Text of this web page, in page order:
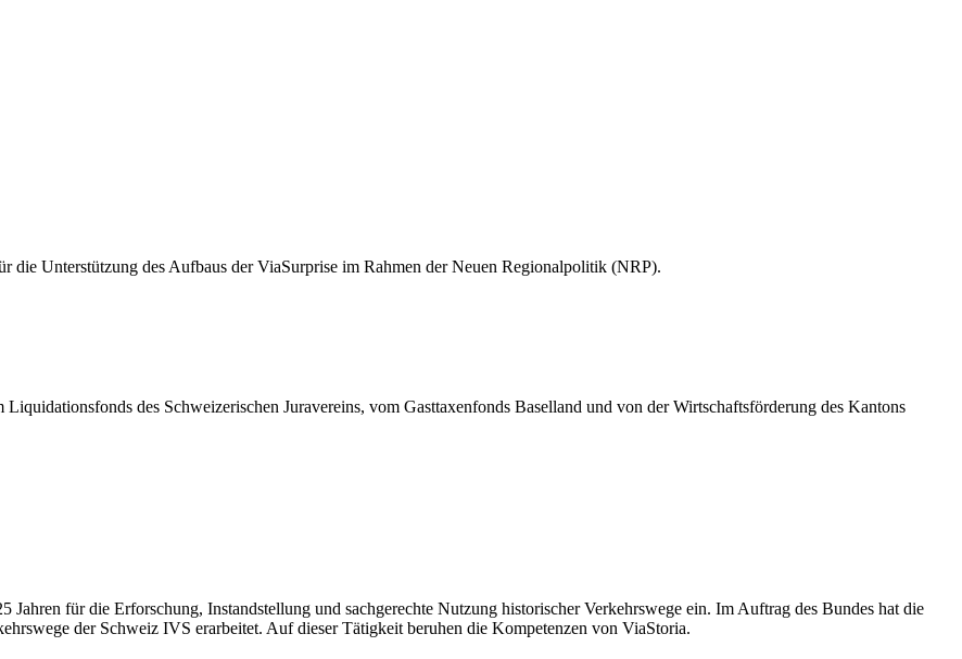
Unterstützung des Aufbaus der ViaSurprise im Rahmen der Neuen Regionalpolitik (NRP).
des Schweizerischen Juravereins, vom Gasttaxenfonds Baselland und von der Wirtschaftsförderung des Kantons
Jahren für die Erforschung, Instandstellung und sachgerechte Nutzung historischer Verkehrswege ein. Im Auftrag des Bundes hat die
der Schweiz IVS erarbeitet. Auf dieser Tätigkeit beruhen die Kompetenzen von ViaStoria.